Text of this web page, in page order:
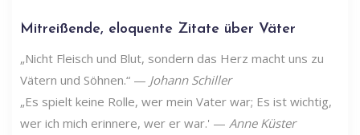
Mitreißende, eloquente Zitate über Väter
„Nicht Fleisch und Blut, sondern das Herz macht uns zu
Vätern und Söhnen.“ — Johann Schiller
„Es spielt keine Rolle, wer mein Vater war; Es ist wichtig,
wer ich mich erinnere, wer er war.' — Anne Küster